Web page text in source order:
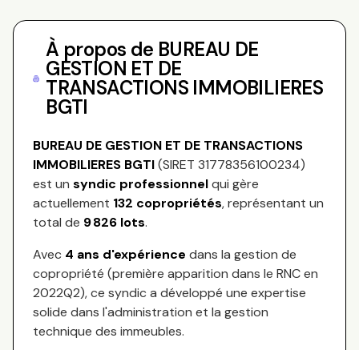
À propos de BUREAU DE
GESTION ET DE
TRANSACTIONS IMMOBILIERES
BGTI
BUREAU DE GESTION ET DE TRANSACTIONS
IMMOBILIERES BGTI(SIRET 31778356100234)
est un syndic professionnelqui gère
actuellement 132 copropriétés, représentant un
total de 9 826 lots.
Avec 4 ans d'expérience dans la gestion de
copropriété (première apparition dans le RNC en
2022Q2), ce syndic a développé une expertise
solide dans l'administration et la gestion
technique des immeubles.